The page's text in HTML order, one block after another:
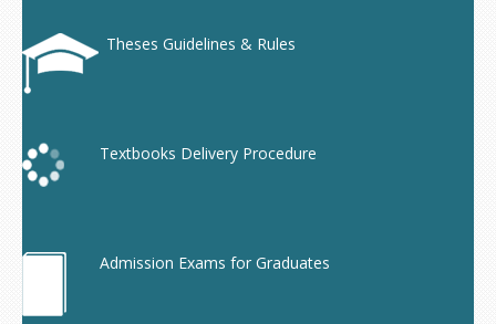
Theses Guidelines & Rules
Textbooks Delivery Procedure
Admission Exams for Graduates